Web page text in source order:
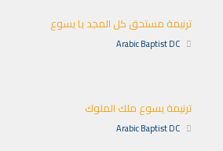
ترنيمة مستحق كل المجد يا يسوع
Arabic Baptist DC
ترنيمة يسوع ملك الملوك
Arabic Baptist DC